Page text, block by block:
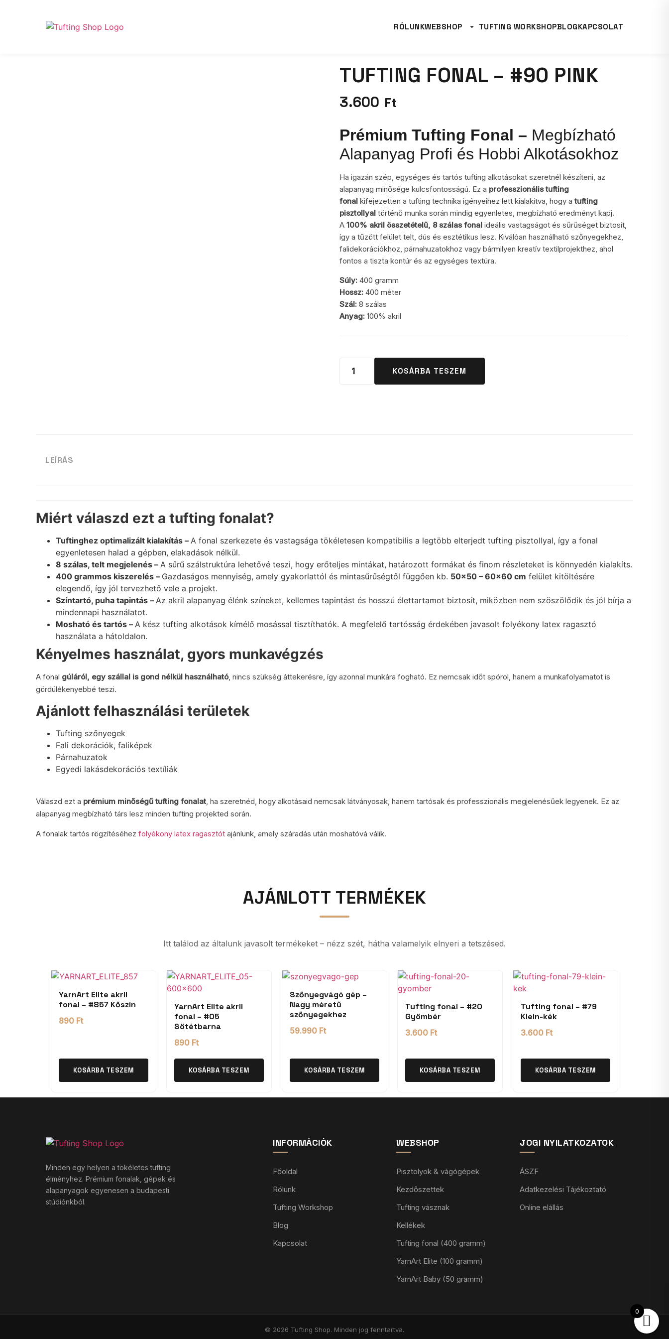
RÓLUNKWEBSHOP TUFTING WORKSHOPBLOGKAPCSOLAT
TUFTING FONAL – #90 PINK
3.600 Ft
Prémium Tufting Fonal – Megbízható
Alapanyag Profi és Hobbi Alkotásokhoz
Ha igazán szép, egységes és tartós tufting alkotásokat szeretnél készíteni, az
alapanyag minősége kulcsfontosságú. Ez a professzionális tufting
fonal kifejezetten a tufting technika igényeihez lett kialakítva, hogy atufting
pisztollyal történő munka során mindig egyenletes, megbízható eredményt kapj.
A 100% akril összetételű, 8 szálas fonal ideális vastagságot és sűrűséget biztosít,
így a tűzött felület telt, dús és esztétikus lesz. Kiválóan használható szőnyegekhez,
falidekorációkhoz, párnahuzatokhoz vagy bármilyen kreatív textilprojekthez, ahol
fontos a tiszta kontúr és az egységes textúra.
Súly: 400 gramm
Hossz: 400 méter
Szál: 8 szálas
Anyag: 100% akril
KOSÁRBA TESZEM
LEÍRÁS
Miért válaszd ezt a tufting fonalat?
Tuftinghez optimalizált kialakítás – A fonal szerkezete és vastagsága tökéletesen kompatibilis a legtöbb elterjedt tufting pisztollyal, így a fonal
egyenletesen halad a gépben, elakadások nélkül.
8 szálas, telt megjelenés – A sűrű szálstruktúra lehetővé teszi, hogy erőteljes mintákat, határozott formákat és finom részleteket is könnyedén kialakíts.
400 grammos kiszerelés – Gazdaságos mennyiség, amely gyakorlattól és mintasűrűségtől függően kb. 50×50 – 60×60 cm felület kitöltésére
elegendő, így jól tervezhető vele a projekt.
Színtartó, puha tapintás – Az akril alapanyag élénk színeket, kellemes tapintást és hosszú élettartamot biztosít, miközben nem szöszölődik és jól bírja a
mindennapi használatot.
Mosható és tartós – A kész tufting alkotások kímélő mosással tisztíthatók. A megfelelő tartósság érdekében javasolt folyékony latex ragasztó
használata a hátoldalon.
Kényelmes használat, gyors munkavégzés
A fonal gúláról, egy szállal is gond nélkül használható, nincs szükség áttekerésre, így azonnal munkára fogható. Ez nemcsak időt spórol, hanem a munkafolyamatot is
gördülékenyebbé teszi.
Ajánlott felhasználási területek
Tufting szőnyegek
Fali dekorációk, faliképek
Párnahuzatok
Egyedi lakásdekorációs textíliák
Válaszd ezt a prémium minőségű tufting fonalat , ha szeretnéd, hogy alkotásaid nemcsak látványosak, hanem tartósak és professzionális megjelenésűek legyenek. Ez az
alapanyag megbízható társ lesz minden tufting projekted során.
A fonalak tartós rögzítéséhez folyékony latex ragasztót ajánlunk, amely száradás után moshatóvá válik.
AJÁNLOTT TERMÉKEK
Itt találod az általunk javasolt termékeket – nézz szét, hátha valamelyik elnyeri a tetszésed.
YarnArt Elite akril
fonal – #857 Kőszín
890 Ft
KOSÁRBA TESZEM
YarnArt Elite akril
fonal – #05
Sötétbarna
890 Ft
KOSÁRBA TESZEM
Szőnyegvágó gép –
Nagy méretű
szőnyegekhez
59.990 Ft
KOSÁRBA TESZEM
Tufting fonal – #20
Gyömbér
3.600 Ft
KOSÁRBA TESZEM
Tufting fonal – #79
Klein-kék
3.600 Ft
KOSÁRBA TESZEM
Minden egy helyen a tökéletes tufting
élményhez. Prémium fonalak, gépek és
alapanyagok egyenesen a budapesti
stúdiónkból.
INFORMÁCIÓK
Főoldal
Rólunk
Tufting Workshop
Blog
Kapcsolat
WEBSHOP
Pisztolyok & vágógépek
Kezdőszettek
Tufting vásznak
Kellékek
Tufting fonal (400 gramm)
YarnArt Elite (100 gramm)
YarnArt Baby (50 gramm)
JOGI NYILATKOZATOK
ÁSZF
Adatkezelési Tájékoztató
Online elállás
© 2026 Tufting Shop. Minden jog fenntartva.
0